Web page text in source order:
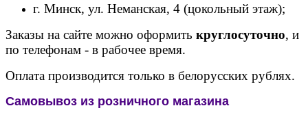
г. Минск, ул. Неманская, 4 (цокольный этаж);
Заказы на сайте можно оформить круглосуточно, и
по телефонам - в рабочее время.
Оплата производится только в белорусских рублях.
Самовывоз из розничного магазина